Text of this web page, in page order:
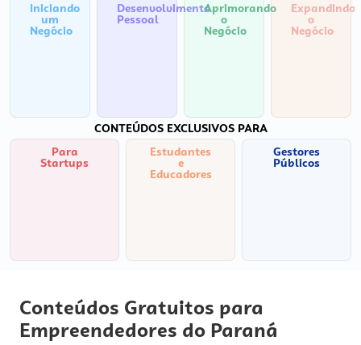
Iniciando
um
Negócio
Desenvolvimento
Pessoal
Aprimorando
o
Negócio
Expandindo
o
Negócio
CONTEÚDOS EXCLUSIVOS PARA
Para
Startups
Estudantes
e
Educadores
Gestores
Públicos
Conteúdos Gratuitos para
Empreendedores do Paraná